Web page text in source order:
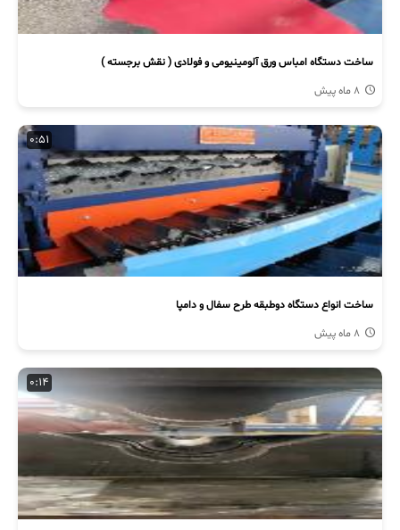
ساخت دستگاه امباس ورق آلومینیومی و فولادی ( نقش برجسته )
0:51
ساخت انواع دستگاه دوطبقه طرح سفال و دامپا
0:14